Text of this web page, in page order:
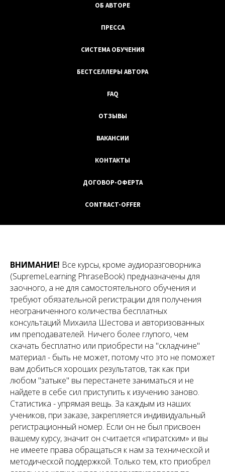
ОБ АВТОРЕ
ПРЕССА
СИСТЕМА ОБУЧЕНИЯ
БЕСТСЕЛЛЕРЫ АВТОРА
FAQ
ОТЗЫВЫ
ВАКАНСИИ
КОНТАКТЫ
ДОГОВОР-ОФЕРТА
CONTRACT-OFFER
ВНИМАНИЕ! Все курсы, кроме аудиоразговорника
(SupremeLearning PhraseBook) предназначены для
заочного, а не для самостоятельного обучения и
требуют обязательной регистрации для получения
неограниченного количества бесплатных
консультаций Михаила Шестова и авторизованных
им преподавателей. Ничего более глупого, чем
скачать бесплатно или приобрести на "складчине"
материал - быть не может, потому что это не поможет
вам добиться хороших результатов, так как при
любом "затыке" вы перестанете заниматься и не
найдете в себе сил приступить к изучению заново.
Статистика - упрямая вещь. За каждым из наших
учеников, при заказе, закрепляется индивидуальный
регистрационный номер. Если он не был присвоен
вашему курсу, значит он считается «пиратским» и вы
не имеете права обращаться к нам за технической и
методической поддержкой. Только тем, кто приобрел